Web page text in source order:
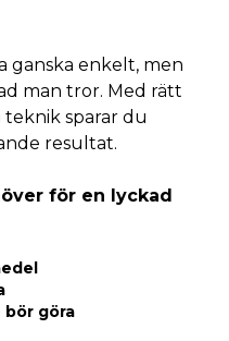
ganska enkelt, men
man tror. Med rätt
sparar du
resultat.
för en lyckad
bör göra